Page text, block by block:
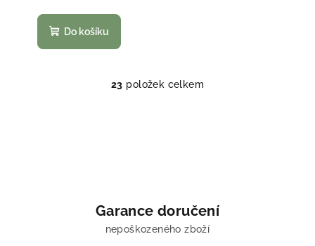
Do košíku
O
í
p
r
23 položek celkem
Garance doručení
nepoškozeného zboží